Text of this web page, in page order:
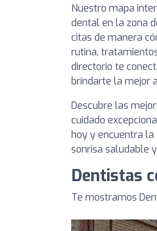
Nuestro mapa
dental en la zona
citas de manera
rutina,
directorio te
brindarte la mejor
Descubre las
cuidado
hoy y encuentra la
sonrisa saludable
Dentistas
Te mostramos